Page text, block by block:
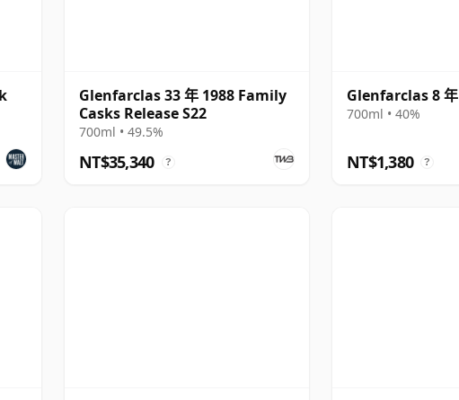
Glenfarclas 33 年 1988 Family
Casks Release S22
700ml • 49.5%
NT$35,340 ?
Glenfarclas 8 年
700ml • 40%
NT$1,380 ?